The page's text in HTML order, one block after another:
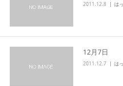
2011.12.8 は
12月7日
2011.12.7 は